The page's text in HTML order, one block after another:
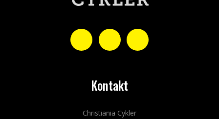
Kontakt
Christiania Cykler